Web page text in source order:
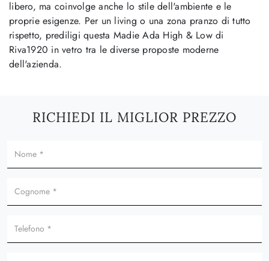
libero, ma coinvolge anche lo stile dell'ambiente e le
proprie esigenze. Per un living o una zona pranzo di tutto
rispetto, prediligi questa Madie Ada High & Low di
Riva1920 in vetro tra le diverse proposte moderne
dell'azienda.
RICHIEDI IL MIGLIOR PREZZO